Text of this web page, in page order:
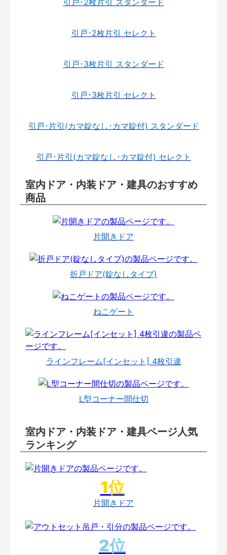
引戸･2枚片引 セレクト
引戸･3枚片引 スタンダード
引戸･3枚片引 セレクト
引戸･片引(カマ錠なし･カマ錠付) スタンダード
引戸･片引(カマ錠なし･カマ錠付) セレクト
室内ドア・内装ドア・建具のおすすめ
商品
片開きドア
折戸ドア(錠なしタイプ)
ねこゲート
ラインフレーム[インセット] 4枚引違
L型コーナー間仕切
室内ドア・内装ドア・建具ページ人気
ランキング
片開きドア